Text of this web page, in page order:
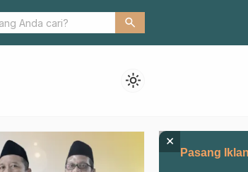
Bantu Korban Bencana di Probolinggo & Jember
search
light_mode
Pasang
×